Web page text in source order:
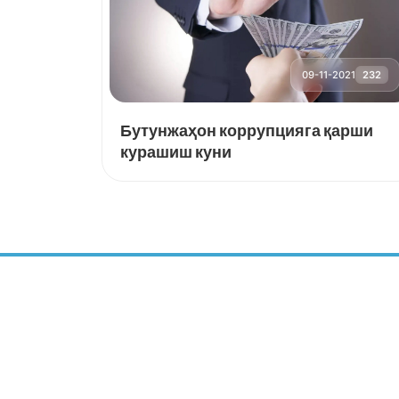
09-11-2021 232
Бутунжаҳон коррупцияга қарши
курашиш куни